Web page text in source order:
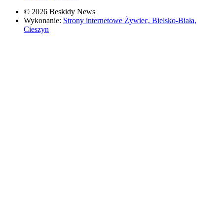
© 2026 Beskidy News
Wykonanie: Strony internetowe Żywiec, Bielsko-Biała,
Cieszyn